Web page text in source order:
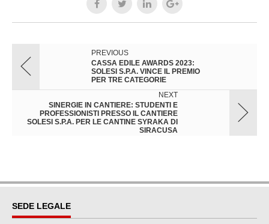
PREVIOUS
CASSA EDILE AWARDS 2023:
SOLESI S.P.A. VINCE IL PREMIO
PER TRE CATEGORIE
NEXT
SINERGIE IN CANTIERE: STUDENTI E
PROFESSIONISTI PRESSO IL CANTIERE
SOLESI S.P.A. PER LE CANTINE SYRAKA DI
SIRACUSA
SEDE LEGALE